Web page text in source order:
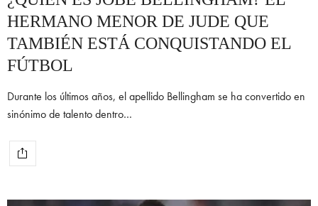
HERMANO MENOR DE JUDE QUE
TAMBIÉN ESTÁ CONQUISTANDO EL
FÚTBOL
Durante los últimos años, el apellido Bellingham se ha convertido en
sinónimo de talento dentro…